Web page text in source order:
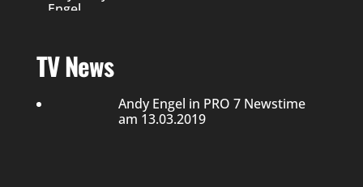
TV News
Andy Engel in PRO 7 Newstime
am 13.03.2019